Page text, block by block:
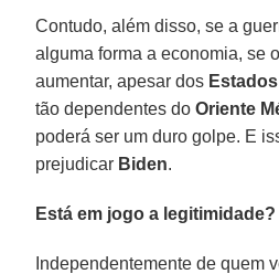
Contudo, além disso, se a
alguma forma a economia, se
aumentar, apesar dos
tão dependentes doOriente
poderá ser um duro golpe. E
prejudicar Biden.
Está em jogo a legitimidade?
Independentemente de quem